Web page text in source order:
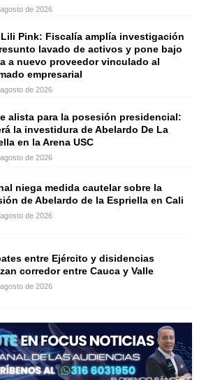
de 2026
Pink: Fiscalía amplía investigación
lavado de activos y pone bajo
a nuevo proveedor vinculado al
empresarial
de 2026
alista para la posesión presidencial:
la investidura de Abelardo De La
en la Arena USC
de 2026
niega medida cautelar sobre la
de Abelardo de la Espriella en Cali
de 2026
entre Ejército y disidencias
corredor entre Cauca y Valle
de 2026